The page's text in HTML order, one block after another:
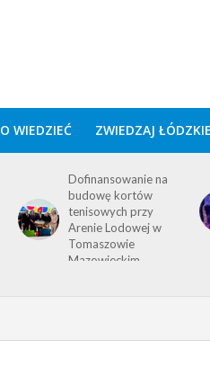
WIEDZIEĆ ZWIEDZAJ ŁÓDZKIE
Dofinansowanie na
budowę kortów
tenisowych przy
Arenie Lodowej w
Tomaszowie
Mazowieckim